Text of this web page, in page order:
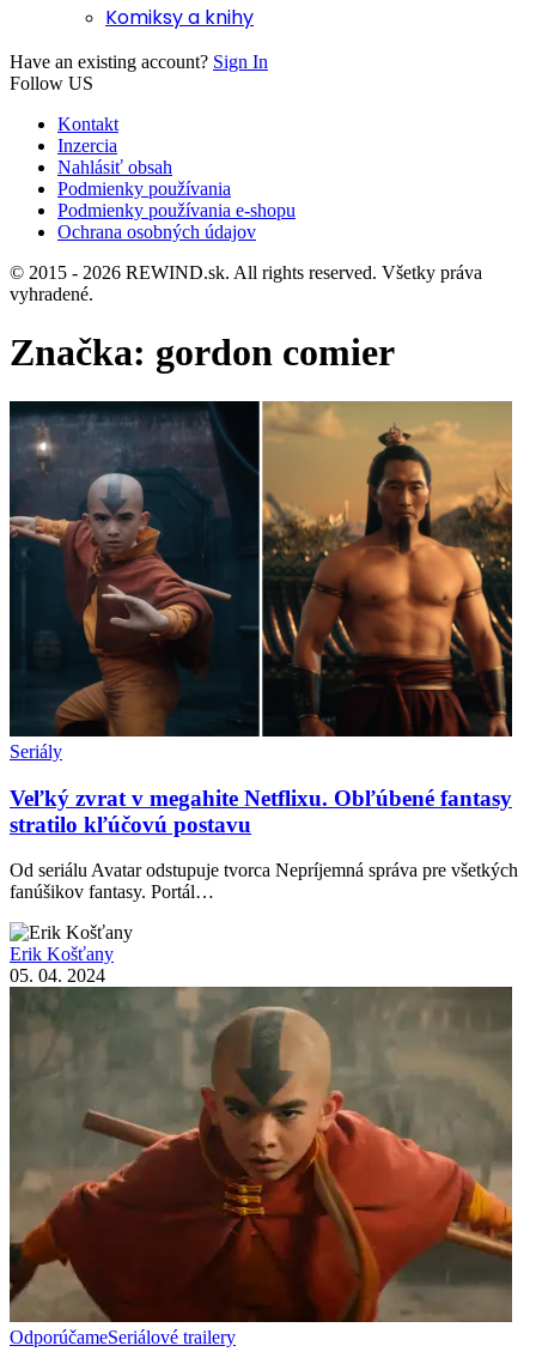
Komiksy a knihy
Have an existing account? Sign In
Follow US
Kontakt
Inzercia
Nahlásiť obsah
Podmienky používania
Podmienky používania e-shopu
Ochrana osobných údajov
© 2015 - 2026 REWIND.sk. All rights reserved. Všetky práva
vyhradené.
Značka: gordon comier
Seriály
Veľký zvrat v megahite Netflixu. Obľúbené fantasy
stratilo kľúčovú postavu
Od seriálu Avatar odstupuje tvorca Nepríjemná správa pre všetkých
fanúšikov fantasy. Portál…
Erik Košťany
05. 04. 2024
OdporúčameSeriálové trailery